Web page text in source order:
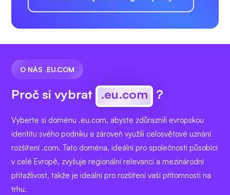
O NÁS .EU.COM
Proč si vybrat .eu.com ?
Vyberte si doménu .eu.com, abyste zdůraznili evropskou
identitu svého podniku a zároveň využili celosvětové uznání
rozšíření .com. Tato doména, ideální pro společnosti působící
v celé Evropě, zvyšuje regionální relevanci a mezinárodní
přitažlivost, takže je ideální pro rozšíření vaší přítomnosti na
trhu.